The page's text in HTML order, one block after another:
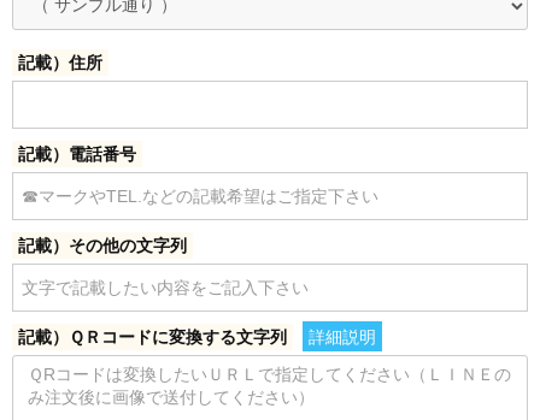
記載）住所
記載）電話番号
記載）その他の文字列
記載）ＱＲコードに変換する文字列 詳細説明